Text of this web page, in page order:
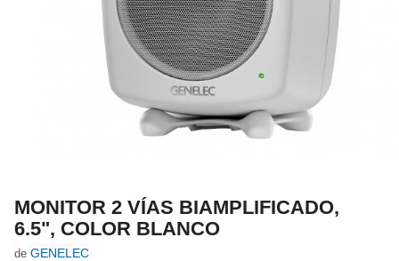
MONITOR 2 VÍAS BIAMPLIFICADO,
6.5", COLOR BLANCO
de GENELEC